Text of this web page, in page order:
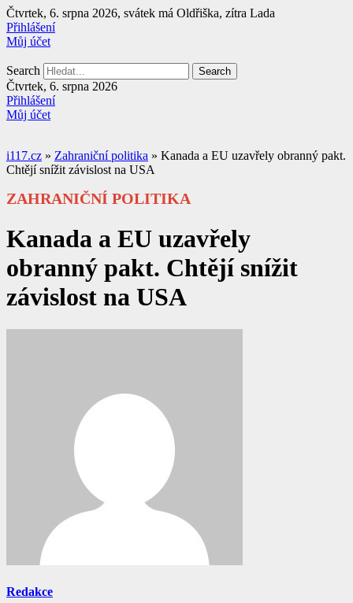
Přejít
k
obsahu
Čtvrtek, 6. srpna 2026, svátek má Oldřiška, zítra Lada
Přihlášení
Můj účet
Search Search
Čtvrtek, 6. srpna 2026
Přihlášení
Můj účet
i117.cz » Zahraniční politika » Kanada a EU uzavřely obranný pakt.
Chtějí snížit závislost na USA
ZAHRANIČNÍ POLITIKA
Kanada a EU uzavřely
obranný pakt. Chtějí snížit
závislost na USA
Redakce